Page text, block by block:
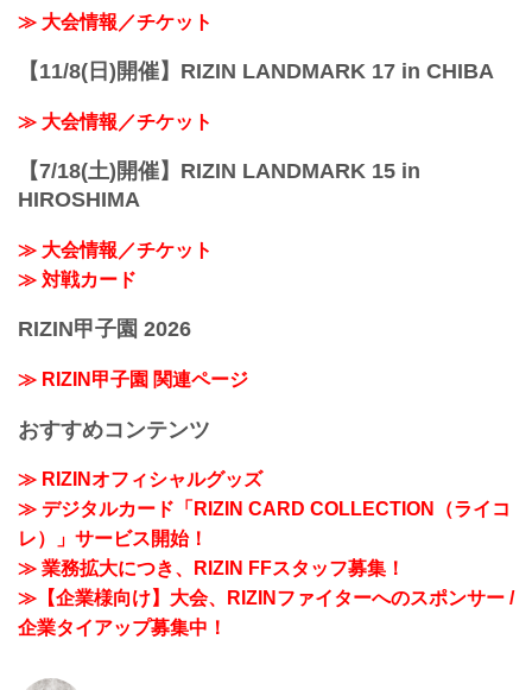
≫ 大会情報／チケット
【11/8(日)開催】RIZIN LANDMARK 17 in CHIBA
≫ 大会情報／チケット
【7/18(土)開催】RIZIN LANDMARK 15 in
HIROSHIMA
≫ 大会情報／チケット
≫ 対戦カード
RIZIN甲子園 2026
≫ RIZIN甲子園 関連ページ
おすすめコンテンツ
≫ RIZINオフィシャルグッズ
≫ デジタルカード「RIZIN CARD COLLECTION（ライコ
レ）」サービス開始！
≫ 業務拡大につき、RIZIN FFスタッフ募集！
≫【企業様向け】大会、RIZINファイターへのスポンサー /
企業タイアップ募集中！